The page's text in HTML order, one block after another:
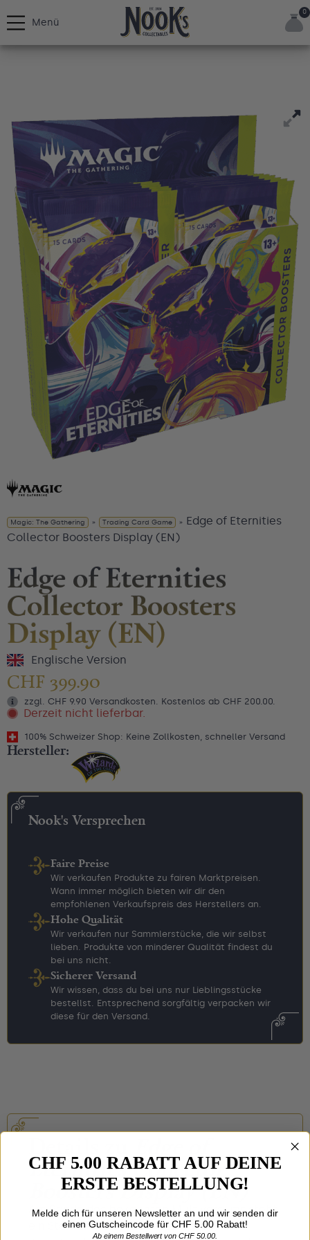
0
Menü
Magic: The Gathering » Trading Card Game » Edge of Eternities
Collector Boosters Display (EN)
Edge of Eternities
Collector Boosters
Display (EN)
Englische Version
CHF 399.90
zzgl. CHF 9.90 Versandkosten. Kostenlos ab CHF 200.00.
Derzeit nicht lieferbar.
100% Schweizer Shop: Keine Zollkosten, schneller Versand
Hersteller:
Nook's Versprechen
Faire Preise
Wir verkaufen Produkte zu fairen Marktpreisen.
Wann immer möglich bieten wir dir den
empfohlenen Verkaufspreis des Herstellers an.
Hohe Qualität
Wir verkaufen nur Sammlerstücke, die wir selbst
lieben. Produkte von minderer Qualität findest du
bei uns nicht.
Sicherer Versand
Wir wissen, dass du bei uns nur Lieblingsstücke
bestellst. Entsprechend sorgfältig verpacken wir
diese für den Versand.
Eternities Collector
Boosters Display (EN)
Am Rande des bekannten Multiversums steht
ein Sternensystem unmittelbar vor der
CHF 5.00 RABATT AUF DEINE
ERSTE BESTELLUNG!
Melde dich für unseren Newsletter an und wir senden dir
einen Gutscheincode für CHF 5.00 Rabatt!
Ab einem Bestellwert von CHF 50.00.